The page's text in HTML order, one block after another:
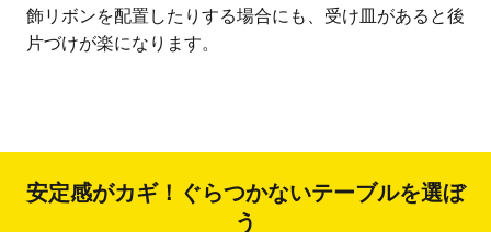
飾リボンを配置したりする場合にも、受け皿があると後
片づけが楽になります。
安定感がカギ！ぐらつかないテーブルを選ぼ
う